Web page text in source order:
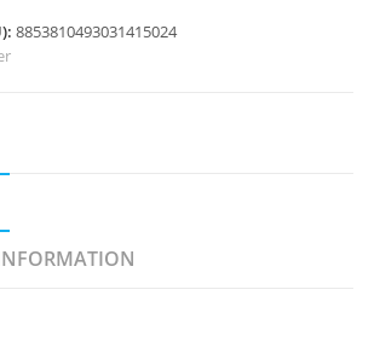
8853810493031415024